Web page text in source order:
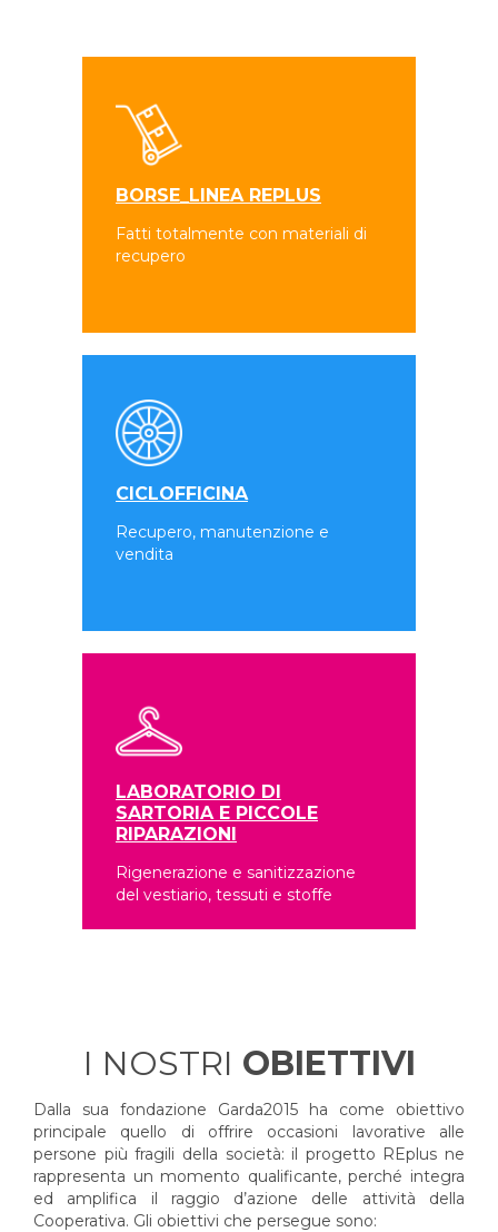
BORSE_LINEA REPLUS
Fatti totalmente con materiali di
recupero
CICLOFFICINA
Recupero, manutenzione e
vendita
LABORATORIO DI
SARTORIA E PICCOLE
RIPARAZIONI
Rigenerazione e sanitizzazione
del vestiario, tessuti e stoffe
I NOSTRI OBIETTIVI
Dalla sua fondazione Garda2015 ha come obiettivo
principale quello di offrire occasioni lavorative alle
persone più fragili della società: il progetto REplus ne
rappresenta un momento qualificante, perché integra
ed amplifica il raggio d’azione delle attività della
Cooperativa. Gli obiettivi che persegue sono: